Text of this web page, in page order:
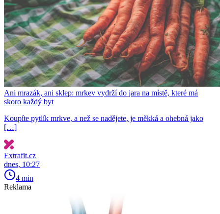
Ani mrazák, ani sklep: mrkev vydrží do jara na místě, které má
skoro každý byt
Koupíte pytlík mrkve, a než se nadějete, je měkká a ohebná jako
[…]
Extrafit.cz
dnes, 10:27
4 min
Reklama